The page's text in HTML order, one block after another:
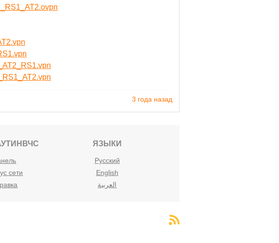
3 года назад
сети
ЯЗЫКИ
Русский
English
العربية